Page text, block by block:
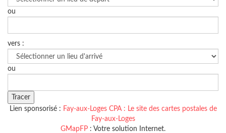
ou
vers :
ou
Lien sponsorisé : Fay-aux-Loges CPA : Le site des cartes postales de
Fay-aux-Loges
GMapFP : Votre solution Internet.